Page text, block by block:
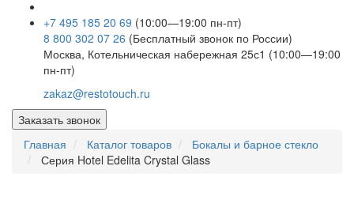
+7 495 185 20 69 (10:00—19:00 пн-пт)
8 800 302 07 26 (Бесплатный звонок по России)
Москва, Котельническая набережная 25с1 (10:00—19:00
пн-пт)
zakaz@restotouch.ru
Заказать звонок
Главная
Каталог товаров
Бокалы и барное стекло
Серия Hotel Edelita Crystal Glass